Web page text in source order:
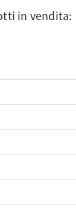
in vendita: